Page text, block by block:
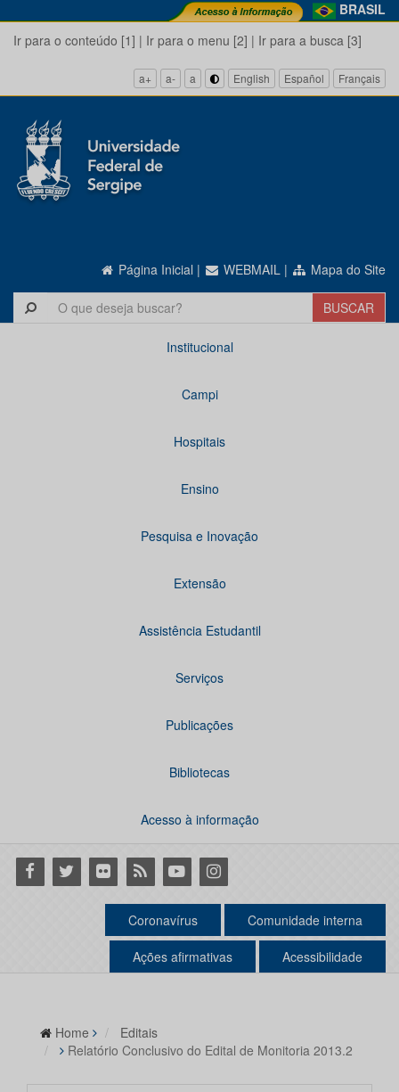
BRASIL
Ir para o conteúdo [1] | Ir para o menu [2] | Ir para a busca [3]
a+ a- a English Español Français
Página Inicial | WEBMAIL | Mapa do Site
Institucional
Campi
Hospitais
Ensino
Pesquisa e Inovação
Extensão
Assistência Estudantil
Serviços
Publicações
Bibliotecas
Acesso à informação
Facebook
Twitter Flickr RSS YoutubeInstagram
Coronavírus Comunidade interna
Ações afirmativas Acessibilidade
Home
Editais
Relatório Conclusivo do Edital de Monitoria 2013.2